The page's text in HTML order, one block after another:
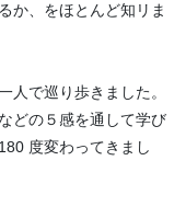
か、をほとんど知リま
人で巡り歩きました。
どの５感を通して学び
度変わってきまし